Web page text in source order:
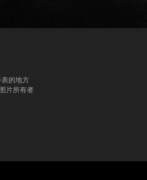
的地方
片所有者